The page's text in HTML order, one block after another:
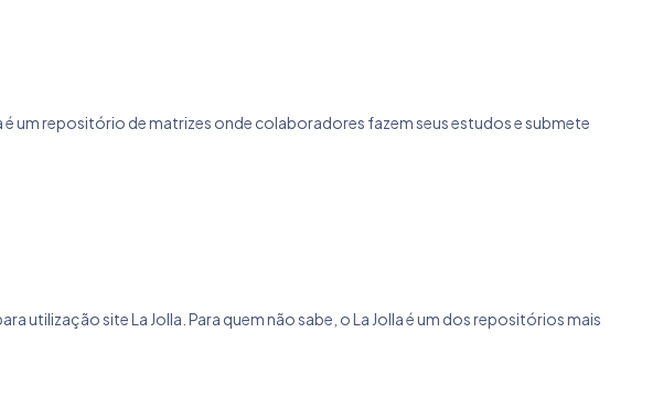
um repositório de matrizes onde colaboradores fazem seus estudos e submete
utilização site La Jolla. Para quem não sabe, o La Jolla é um dos repositórios mais